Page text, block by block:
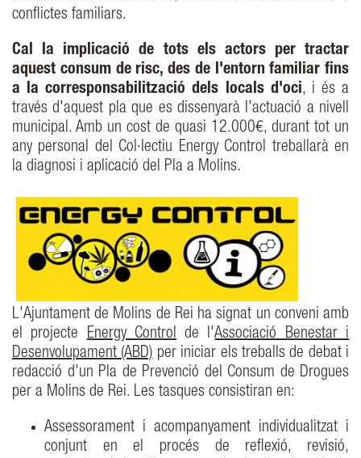
conflictes familiars.
Cal la implicació de tots els actors per tractar
aquest consum de risc, des de l'entorn familiar fins
a la corresponsabilització dels locals d'oci, i és a
través d'aquest pla que es dissenyarà l'actuació a nivell
municipal. Amb un cost de quasi 12.000€, durant tot un
any personal del Col·lectiu Energy Control treballarà en
la diagnosi i aplicació del Pla a Molins.
L'Ajuntament de Molins de Rei ha signat un conveni amb
el projecteEnergy Controlde l'Associació Benestar i
Desenvolupament (ABD)per iniciar els treballs de debat i
redacció d'un Pla de Prevenció del Consum de Drogues
per a Molins de Rei. Les tasques consistiran en:
Assessorament i acompanyament individualitzat i
conjunt en el procés de reflexió, revisió,